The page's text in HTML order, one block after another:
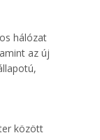
hálózat
az új
között